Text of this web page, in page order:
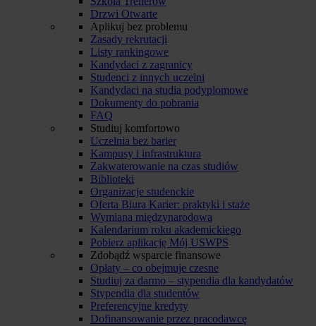
Drzwi Otwarte
Aplikuj bez problemu
Zasady rekrutacji
Listy rankingowe
Kandydaci z zagranicy
Studenci z innych uczelni
Kandydaci na studia podyplomowe
Dokumenty do pobrania
FAQ
Studiuj komfortowo
Uczelnia bez barier
Kampusy i infrastruktura
Zakwaterowanie na czas studiów
Biblioteki
Organizacje studenckie
Oferta Biura Karier: praktyki i staże
Wymiana międzynarodowa
Kalendarium roku akademickiego
Pobierz aplikację Mój USWPS
Zdobądź wsparcie finansowe
Opłaty – co obejmuje czesne
Studiuj za darmo – stypendia dla kandydatów
Stypendia dla studentów
Preferencyjne kredyty
Dofinansowanie przez pracodawcę